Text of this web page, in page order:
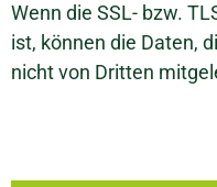
Wenn die SSL- bzw.
ist, können die Daten,
nicht von Dritten